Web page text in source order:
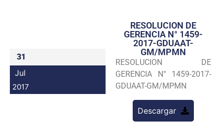
Transparencia
Seguridad
Programas
31
Jul
2017
RESOLUCION DE
GERENCIA N° 1459-
2017-GDUAAT-
GM/MPMN
RESOLUCION DE
GERENCIA N° 1459-2017-
GDUAAT-GM/MPMN
Descargar